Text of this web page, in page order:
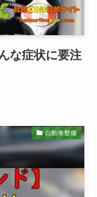
な症状に要注
自動車整備